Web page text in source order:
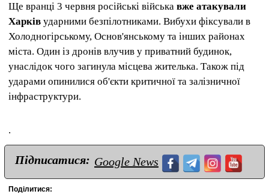
Ще вранці 3 червня російські війська вже атакували
Харків ударними безпілотниками. Вибухи фіксували в
Холодногірському, Основ'янському та інших районах
міста. Один із дронів влучив у приватний будинок,
унаслідок чого загинула місцева жителька. Також під
ударами опинилися об'єкти критичної та залізничної
інфраструктури.
.
Підписатися: Google News
Поділитися: